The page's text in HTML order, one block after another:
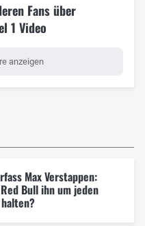
Fans über
1 Video
anzeigen
Max Verstappen:
Bull ihn um jeden